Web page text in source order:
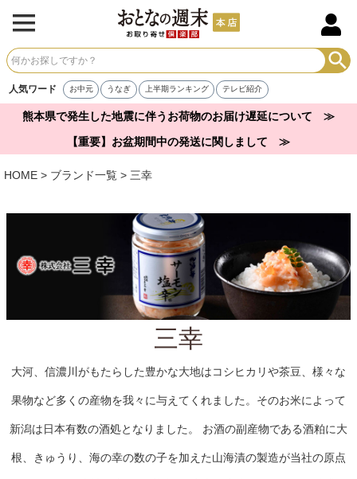
人気ワード お中元 うなぎ 上半期ランキング テレビ紹介
熊本県で発生した地震に伴うお荷物のお届け遅延について ≫
【重要】お盆期間中の発送に関しまして ≫
HOME ブランド一覧 三幸
三幸
大河、信濃川がもたらした豊かな大地はコシヒカリや茶豆、様々な
果物など多くの産物を我々に与えてくれました。そのお米によって
新潟は日本有数の酒処となりました。 お酒の副産物である酒粕に大
根、きゅうり、海の幸の数の子を加えた山海漬の製造が当社の原点